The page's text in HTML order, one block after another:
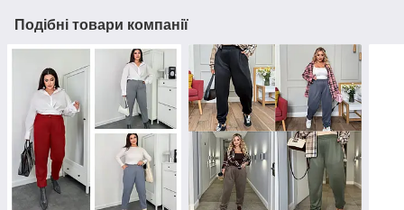
Подібні товари компанії